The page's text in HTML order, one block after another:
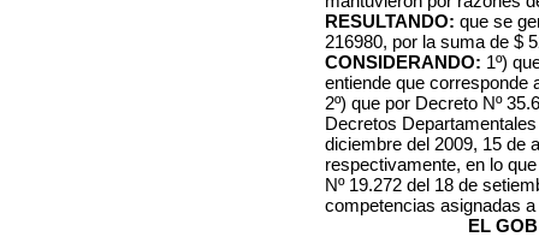
RESULTANDO: que se
216980, por la suma de $
CONSIDERANDO: 1º)
entiende que corresponde
2º) que por Decreto Nº
Decretos
diciembre del 2009, 15 de
respectivamente, en lo
Nº 19.272 del 18 de
competencias asignadas
EL